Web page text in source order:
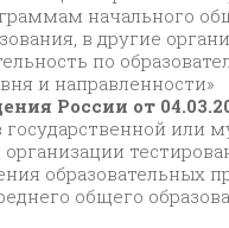
начального
в другие
по
и направленности»
России от
государственной или
образовательных
общего